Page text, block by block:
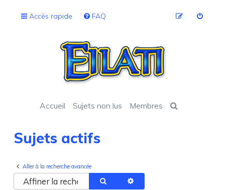
Accès rapide FAQ
Accueil Sujets non lus Membres
Sujets actifs
Aller à la recherche avancée
Rechercher